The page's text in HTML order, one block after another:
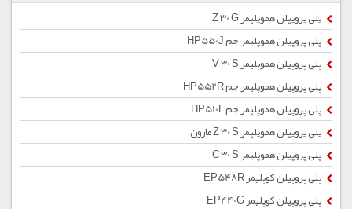
پلی پروپیلن هموپلیمر Z 30 G
پلی پروپیلن هموپلیمر جم HP550J
پلی پروپیلن هموپلیمر V 30 S
پلی پروپیلن هموپلیمر جم HP552R
پلی پروپیلن هموپلیمر جم HP510L
پلی پروپیلن هموپلیمر Z 30 S مارون
پلی پروپیلن هموپلیمر C 30 S
پلی پروپیلن کوپلیمر EP548R
پلی پروپیلن کوپلیمر EP440G